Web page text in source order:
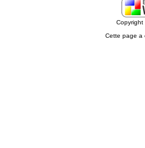
Cette page a